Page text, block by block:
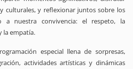
culturales, y reflexionar juntos sobre los
a nuestra convivencia: el respeto, la
la empatía.
especial llena de sorpresas,
actividades artísticas y dinámicas